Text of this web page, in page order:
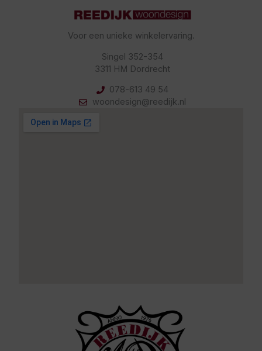
Voor een unieke winkelervaring.
Singel 352-354
3311 HM Dordrecht
078-613 49 54
woondesign@reedijk.nl